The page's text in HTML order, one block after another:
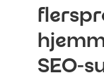
SEO-